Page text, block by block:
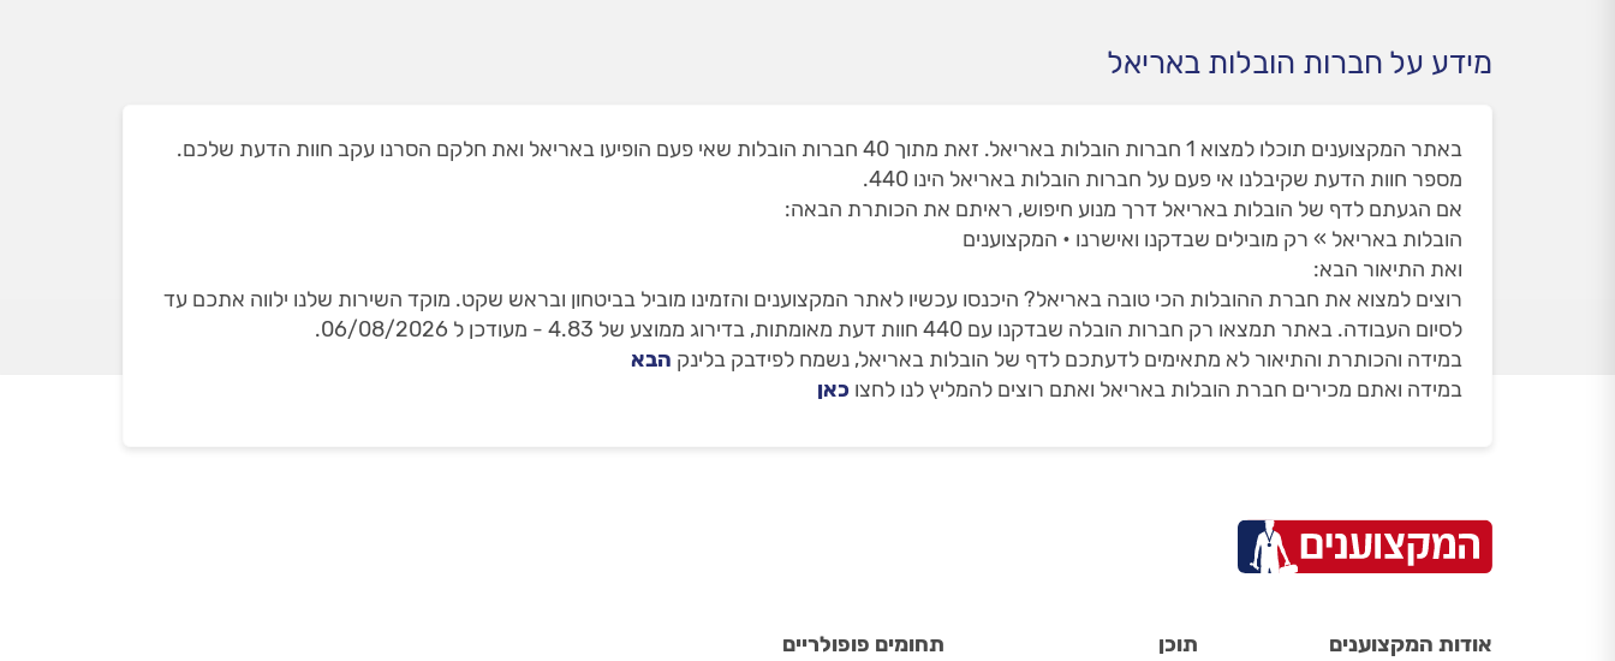
מידע על חברות הובלות באריאל
באתר המקצוענים תוכלו למצוא 1 חברות הובלות באריאל. זאת מתוך 40 חברות הובלות שאי פעם הופיעו באריאל ואת חלקם הסרנו עקב חוות הדעת שלכם.
מספר חוות הדעת שקיבלנו אי פעם על חברות הובלות באריאל הינו 440.
אם הגעתם לדף של הובלות באריאל דרך מנוע חיפוש, ראיתם את הכותרת הבאה:
הובלות באריאל » רק מובילים שבדקנו ואישרנו • המקצוענים
ואת התיאור הבא:
רוצים למצוא את חברת ההובלות הכי טובה באריאל? היכנסו עכשיו לאתר המקצוענים והזמינו מוביל בביטחון ובראש שקט. מוקד השירות שלנו ילווה אתכם עד
לסיום העבודה. באתר תמצאו רק חברות הובלה שבדקנו עם 440 חוות דעת מאומתות, בדירוג ממוצע של 4.83 - מעודכן ל 06/08/2026.
במידה והכותרת והתיאור לא מתאימים לדעתכם לדף של הובלות באריאל, נשמח לפידבק בלינק הבא
במידה ואתם מכירים חברת הובלות באריאל ואתם רוצים להמליץ לנו לחצו כאן
אודות המקצוענים תוכן תחומים פופולריים